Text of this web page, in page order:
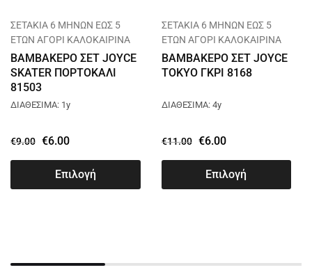
ΣΕΤΑΚΙΑ 6 ΜΗΝΩΝ ΕΩΣ 5
ΕΤΩΝ ΑΓΟΡΙ ΚΑΛΟΚΑΙΡΙΝΑ
ΒΑΜΒΑΚΕΡΟ ΣΕΤ JOYCE
SKATER ΠΟΡΤΟΚΑΛΙ
81503
ΔΙΑΘΕΣΙΜΑ: 1y
€9.00 €6.00
Επιλογή
ΣΕΤΑΚΙΑ 6 ΜΗΝΩΝ ΕΩΣ 5
ΕΤΩΝ ΑΓΟΡΙ ΚΑΛΟΚΑΙΡΙΝΑ
ΒΑΜΒΑΚΕΡΟ ΣΕΤ JOYCE
TOKYO ΓΚΡΙ 8168
ΔΙΑΘΕΣΙΜΑ: 4y
€11.00 €6.00
Επιλογή